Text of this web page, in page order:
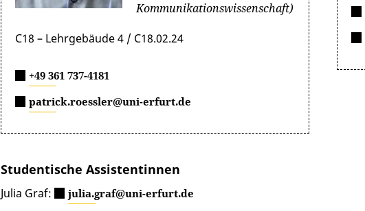
Kommunikationswissenschaft)
C18 – Lehrgebäude 4 / C18.02.24
+49 361 737-4181
patrick.roessler@uni-erfurt.de
Studentische Assistentinnen
Julia Graf: julia.graf@uni-erfurt.de